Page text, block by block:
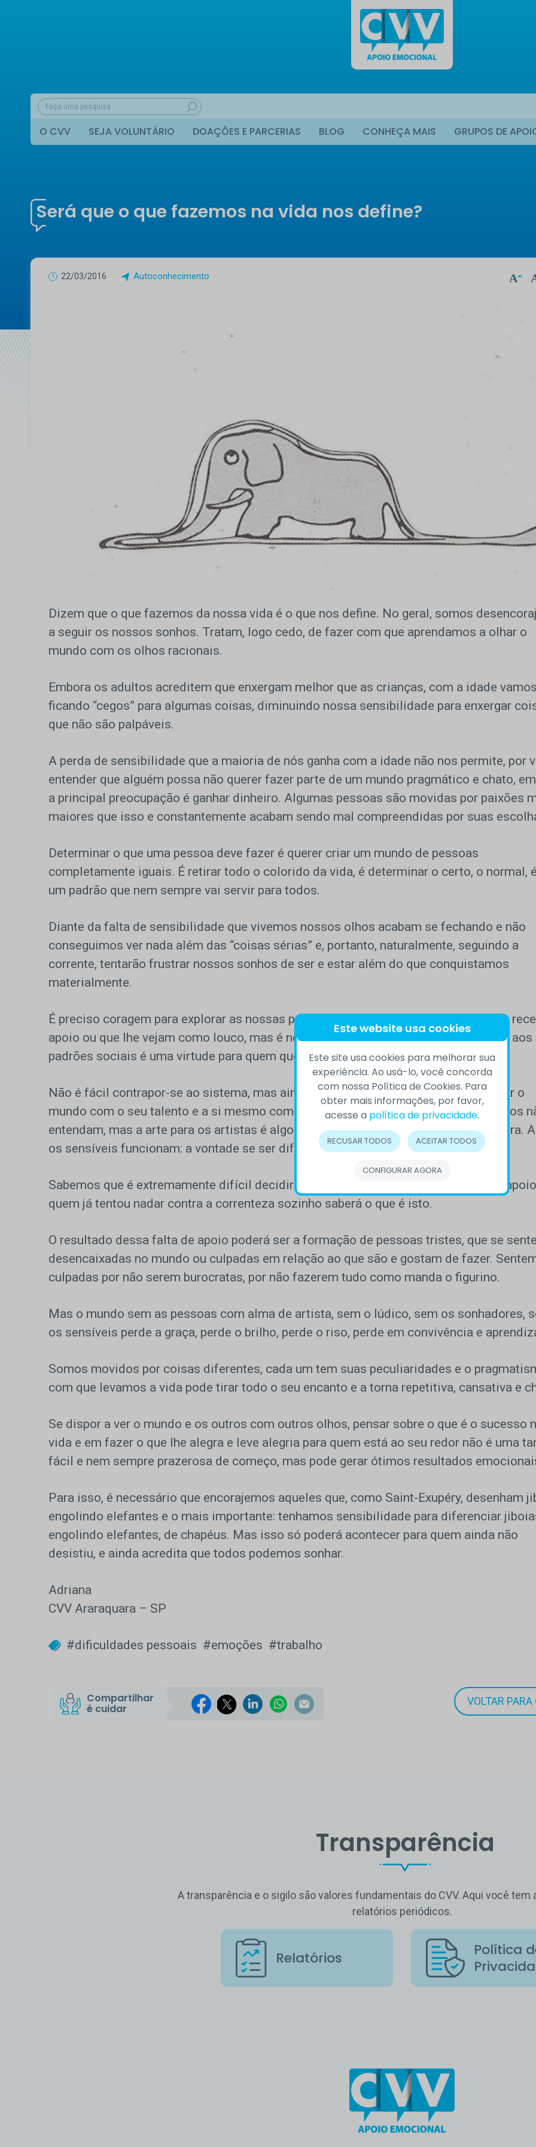
O CVV SEJA VOLUNTÁRIO DOAÇÕES E PARCERIAS BLOG CONHEÇA MAIS GRUPOS DE
Será que o que fazemos na vida nos define?
22/03/2016 Autoconhecimento
Dizem que o que fazemos da nossa vida é o que nos define. No geral, somos
a seguir os nossos sonhos. Tratam, logo cedo, de fazer com que aprendamos a olhar o
mundo com os olhos racionais.
Embora os adultos acreditem que enxergam melhor que as crianças, com a idade vamos
ficando “cegos” para algumas coisas, diminuindo nossa sensibilidade para enxergar
que não são palpáveis.
A perda de sensibilidade que a maioria de nós ganha com a idade não nos permite, por
entender que alguém possa não querer fazer parte de um mundo pragmático e chato,
a principal preocupação é ganhar dinheiro. Algumas pessoas são movidas por paixões
maiores que isso e constantemente acabam sendo mal compreendidas por suas
Determinar o que uma pessoa deve fazer é querer criar um mundo de pessoas
completamente iguais. É retirar todo o colorido da vida, é determinar o certo, o normal,
um padrão que nem sempre vai servir para todos.
Diante da falta de sensibilidade que vivemos nossos olhos acabam se fechando e não
conseguimos ver nada além das “coisas sérias” e, portanto, naturalmente, seguindo a
corrente, tentarão frustrar nossos sonhos de ser e estar além do que conquistamos
materialmente.
É preciso coragem para explorar as nossas potencialidades. Pode ser que você não
apoio ou que lhe vejam como louco, mas é necessário entender que não se adequar aos
padrões sociais é uma virtude para quem quer seguir seus sonhos de verdade.
Não é fácil contrapor-se ao sistema, mas ainda assim é a única forma de presentear o
mundo com o seu talento e a si mesmo com seu bem estar emocional. Talvez, muitos
entendam, mas a arte para os artistas é algo visceral e precisa ser colocada para fora.
os sensíveis funcionam: a vontade se ser diferente vem de dentro.
Sabemos que é extremamente difícil decidir seguir um determinado caminho sem
quem já tentou nadar contra a correnteza sozinho saberá o que é isto.
O resultado dessa falta de apoio poderá ser a formação de pessoas tristes, que se
desencaixadas no mundo ou culpadas em relação ao que são e gostam de fazer.
culpadas por não serem burocratas, por não fazerem tudo como manda o figurino.
Mas o mundo sem as pessoas com alma de artista, sem o lúdico, sem os sonhadores,
os sensíveis perde a graça, perde o brilho, perde o riso, perde em convivência e
Somos movidos por coisas diferentes, cada um tem suas peculiaridades e o
com que levamos a vida pode tirar todo o seu encanto e a torna repetitiva, cansativa e
Se dispor a ver o mundo e os outros com outros olhos, pensar sobre o que é o sucesso
vida e em fazer o que lhe alegra e leve alegria para quem está ao seu redor não é uma
fácil e nem sempre prazerosa de começo, mas pode gerar ótimos resultados
Para isso, é necessário que encorajemos aqueles que, como Saint-Exupéry, desenham
engolindo elefantes e o mais importante: tenhamos sensibilidade para diferenciar
engolindo elefantes, de chapéus. Mas isso só poderá acontecer para quem ainda não
desistiu, e ainda acredita que todos podemos sonhar.
Adriana
CVV Araraquara – SP
#dificuldades pessoais #emoções #trabalho
Compartilhar
é cuidar
VOLTAR PARA
Transparência
A transparência e o sigilo são valores fundamentais do CVV. Aqui você
relatórios periódicos.
Relatórios
Política
Este website usa cookies
Este site usa cookies para melhorar sua
experiência. Ao usá-lo, você concorda
com nossa Política de Cookies. Para
obter mais informações, por favor,
acesse a política de privacidade.
RECUSAR TODOS ACEITAR TODOS
CONFIGURAR AGORA